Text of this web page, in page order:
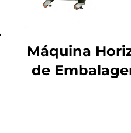
Máquina
de